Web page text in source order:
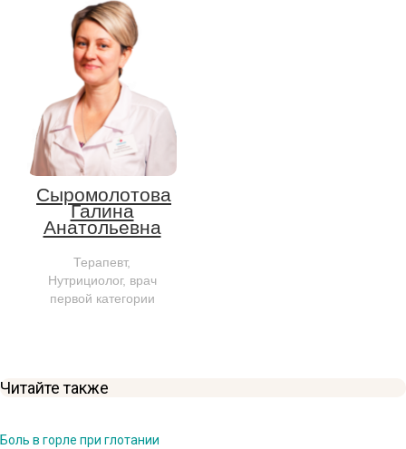
Сыромолотова
Галина
Анатольевна
Терапевт,
Нутрициолог, врач
первой категории
Читайте также
Боль в горле при глотании